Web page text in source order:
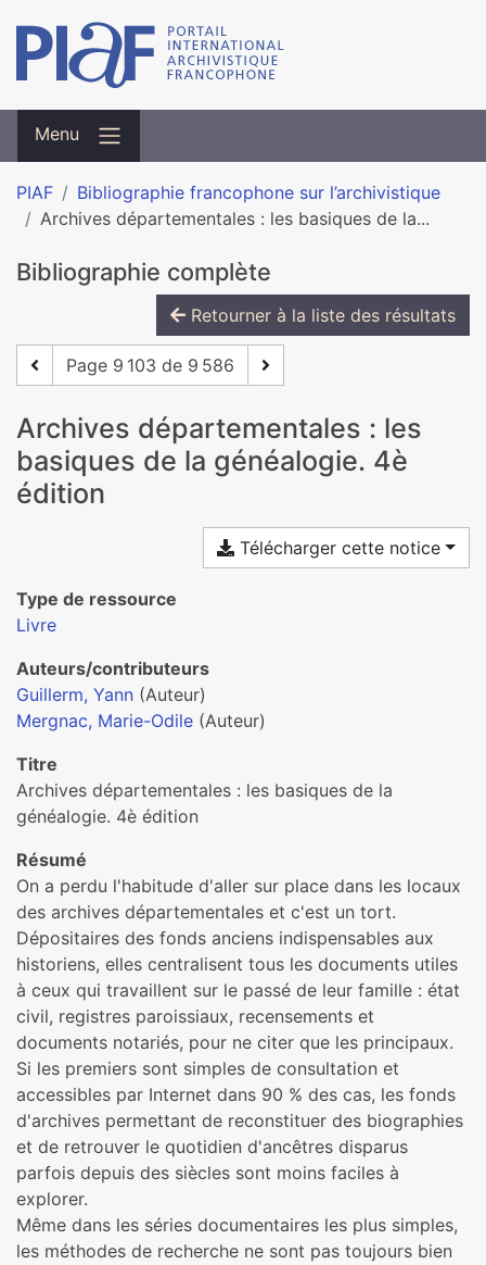
Menu
PIAF
Bibliographie francophone sur l’archivistique
Archives départementales : les basiques de la...
Bibliographie complète
Retourner à la liste des résultats
Page 9 103 de 9 586
Archives départementales : les
basiques de la généalogie. 4è
édition
Télécharger cette notice
Type de ressource
Livre
Auteurs/contributeurs
Guillerm, Yann (Auteur)
Mergnac, Marie-Odile (Auteur)
Titre
Archives départementales : les basiques de la
généalogie. 4è édition
Résumé
On a perdu l'habitude d'aller sur place dans les locaux
des archives départementales et c'est un tort.
Dépositaires des fonds anciens indispensables aux
historiens, elles centralisent tous les documents utiles
à ceux qui travaillent sur le passé de leur famille : état
civil, registres paroissiaux, recensements et
documents notariés, pour ne citer que les principaux.
Si les premiers sont simples de consultation et
accessibles par Internet dans 90 % des cas, les fonds
d'archives permettant de reconstituer des biographies
et de retrouver le quotidien d'ancêtres disparus
parfois depuis des siècles sont moins faciles à
explorer.
Même dans les séries documentaires les plus simples,
les méthodes de recherche ne sont pas toujours bien